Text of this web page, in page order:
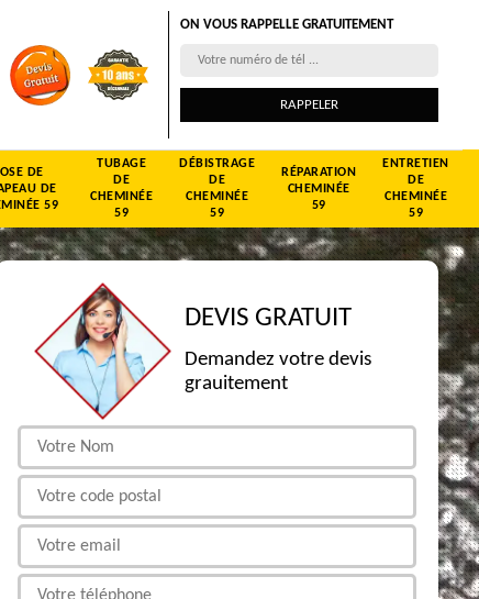
ON VOUS RAPPELLE GRATUITEMENT
DE
DE
59
TUBAGE
DE
CHEMINÉE
59
DÉBISTRAGE
DE
CHEMINÉE
59
RÉPARATION
CHEMINÉE
59
ENTRETIEN
DE
CHEMINÉE
59
DEVIS GRATUIT
Demandez votre devis
grauitement